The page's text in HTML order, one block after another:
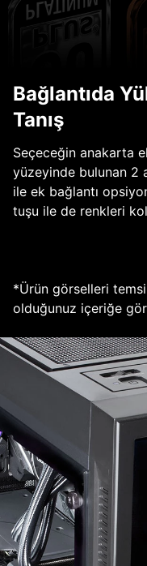
Bağlantıda
Tanış
Seçeceğin anakarta
yüzeyinde bulunan 2
ile ek bağlantı
tuşu ile de renkleri
*Ürün görselleri
olduğunuz içeriğe